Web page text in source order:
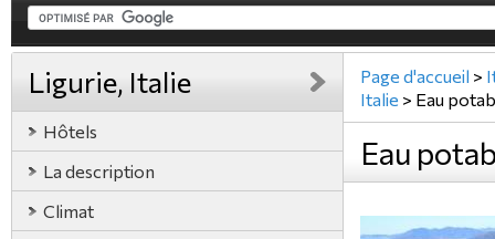
Ligurie, Italie
Hôtels
La description
Climat
Page d'accueil >
Italie > Eau
Eau